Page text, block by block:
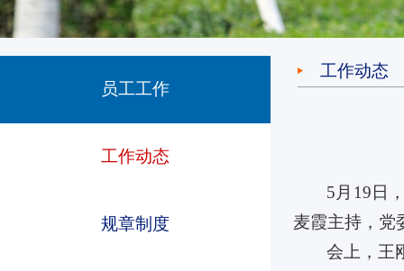
员工工作
工作动态
规章制度
工作动态
5月19日
麦霞主持，党
会上，王